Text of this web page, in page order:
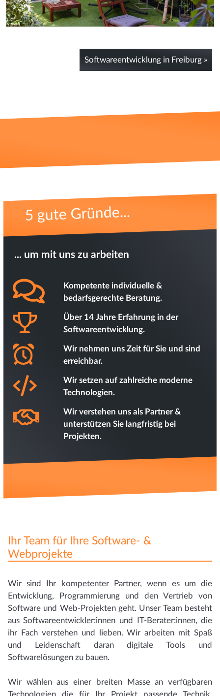
Softwareentwicklung in Freiburg »
5 gute Gründe...
... um mit uns zu arbeiten
Kompetente individuelle &
bedarfsgerechte Beratung.
Über 14 Jahre Erfahrung in der
Softwareentwicklung.
Wir nehmen uns Zeit für Sie und sind
erreichbar.
Wir setzen auf zahlreiche moderne
Technologien.
Wir verstehen uns als Partner &
unterstützen Sie langfristig bei
Projekten.
Ihr Team für Ihre Software- &
Webprojekte
Wir sind Ihr kompetenter Partner, wenn es um die
Entwicklung, Programmierung und den Vertrieb von
Software und Web-Projekten geht. Unser Team besteht
aus Softwareentwickler:innen und IT-Berater:innen, die
ihr Fach verstehen und lieben. Wir arbeiten mit Spaß
und Leidenschaft daran digitale Tools und
Softwarelösungen zu bauen.
Wir wählen aus einer breiten Masse an verfügbaren